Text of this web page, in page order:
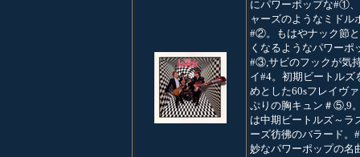
にパワーポップな#①
ャーズのようなミドル
#②。もはやナック節
くなるようなパワーポ
#③,サビのフックが気
イ#4。初期ビートルズ
めとした60sフレイヴ
ぷりの胸キュン＃
は中期ビートルズ～ラ
ーズ彷彿のバラード
妙なパワーポップの名